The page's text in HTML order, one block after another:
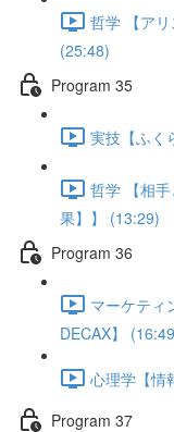
哲学 【アリ
(25:48)
Program 35
実技【ふく
哲学 【相
果】】 (13:29)
Program 36
マーケティ
DECAX】
心理学【情
Program 37